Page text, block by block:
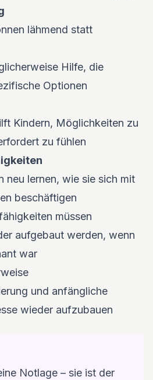
lähmend statt
Hilfe, die
Optionen
Kindern, Möglichkeiten zu
zu fühlen
neu lernen, wie sie sich mit
beschäftigen
müssen
aufgebaut werden, wenn
war
und anfängliche
wieder aufzubauen
Notlage – sie ist der